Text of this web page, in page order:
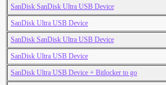
SanDisk SanDisk Ultra USB Device
SanDisk Ultra USB Device
SanDisk SanDisk Ultra USB Device
SanDisk Ultra USB Device
SanDisk Ultra USB Device + Bitlocker to go